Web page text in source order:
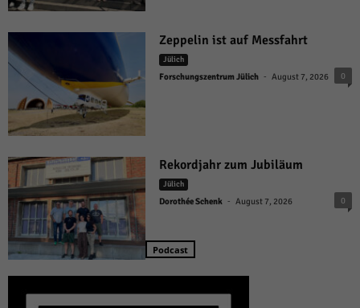
Zeppelin ist auf Messfahrt
Jülich
Forschungszentrum Jülich - August 7, 2026 0
Rekordjahr zum Jubiläum
Jülich
Dorothée Schenk - August 7, 2026 0
Podcast